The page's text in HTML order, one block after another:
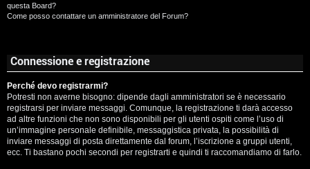
questa Board?
Come posso contattare un amministratore del Forum?
Connessione e registrazione
Perché devo registrarmi?
Potresti non averne bisogno: dipende dagli amministratori se è necessario
registrarsi per inviare messaggi. Comunque, la registrazione ti darà accesso
ad altre funzioni che non sono disponibili per gli utenti ospiti come l’uso di
un’immagine personale definibile, messaggistica privata, la possibilità di
inviare messaggi di posta direttamente dal forum, l’iscrizione a gruppi utenti,
ecc. Ti bastano pochi secondi per registrarti e quindi ti raccomandiamo di farlo.